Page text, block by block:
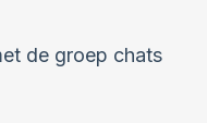
de groep chats